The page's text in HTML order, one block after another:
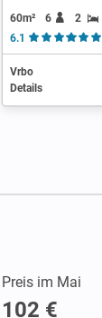
60m² 6 2
6.1
Vrbo
Details
Preis im Mai
102 €